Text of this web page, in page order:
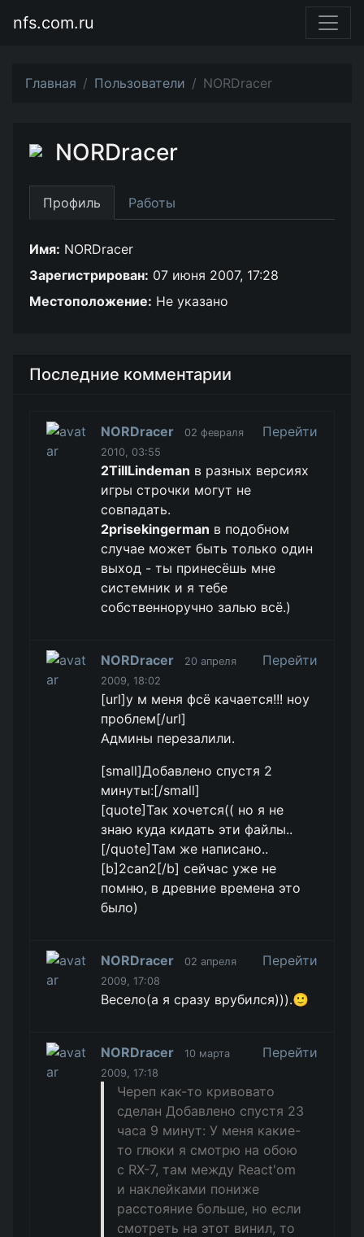
nfs.com.ru
Главная Пользователи NORDracer
NORDracer
Профиль Работы
Имя: NORDracer
Зарегистрирован: 07 июня 2007, 17:28
Местоположение: Не указано
Последние комментарии
NORDracer
02 февраля
2010, 03:55
Перейти
2TillLindeman в разных версиях
игры строчки могут не
совпадать.
2prisekingerman в подобном
случае может быть только один
выход - ты принесёшь мне
системник и я тебе
собственноручно залью всё.)
NORDracer
20 апреля
2009, 18:02
Перейти
[url]у м меня фсё качается!!! ноу
проблем[/url]
Админы перезалили.
[small]Добавлено спустя 2
минуты:[/small]
[quote]Так хочется(( но я не
знаю куда кидать эти файлы..
[/quote]Там же написано..
[b]2can2[/b] сейчас уже не
помню, в древние времена это
было)
NORDracer
02 апреля
2009, 17:08
Перейти
Весело(а я сразу врубился))).🙂
NORDracer
10 марта
2009, 17:18
Перейти
Череп как-то кривовато
сделан Добавлено спустя 23
часа 9 минут: У меня какие-
то глюки я смотрю на обою
с RX-7, там между React'om
и наклейками пониже
расстояние больше, но если
смотреть на этот винил, то